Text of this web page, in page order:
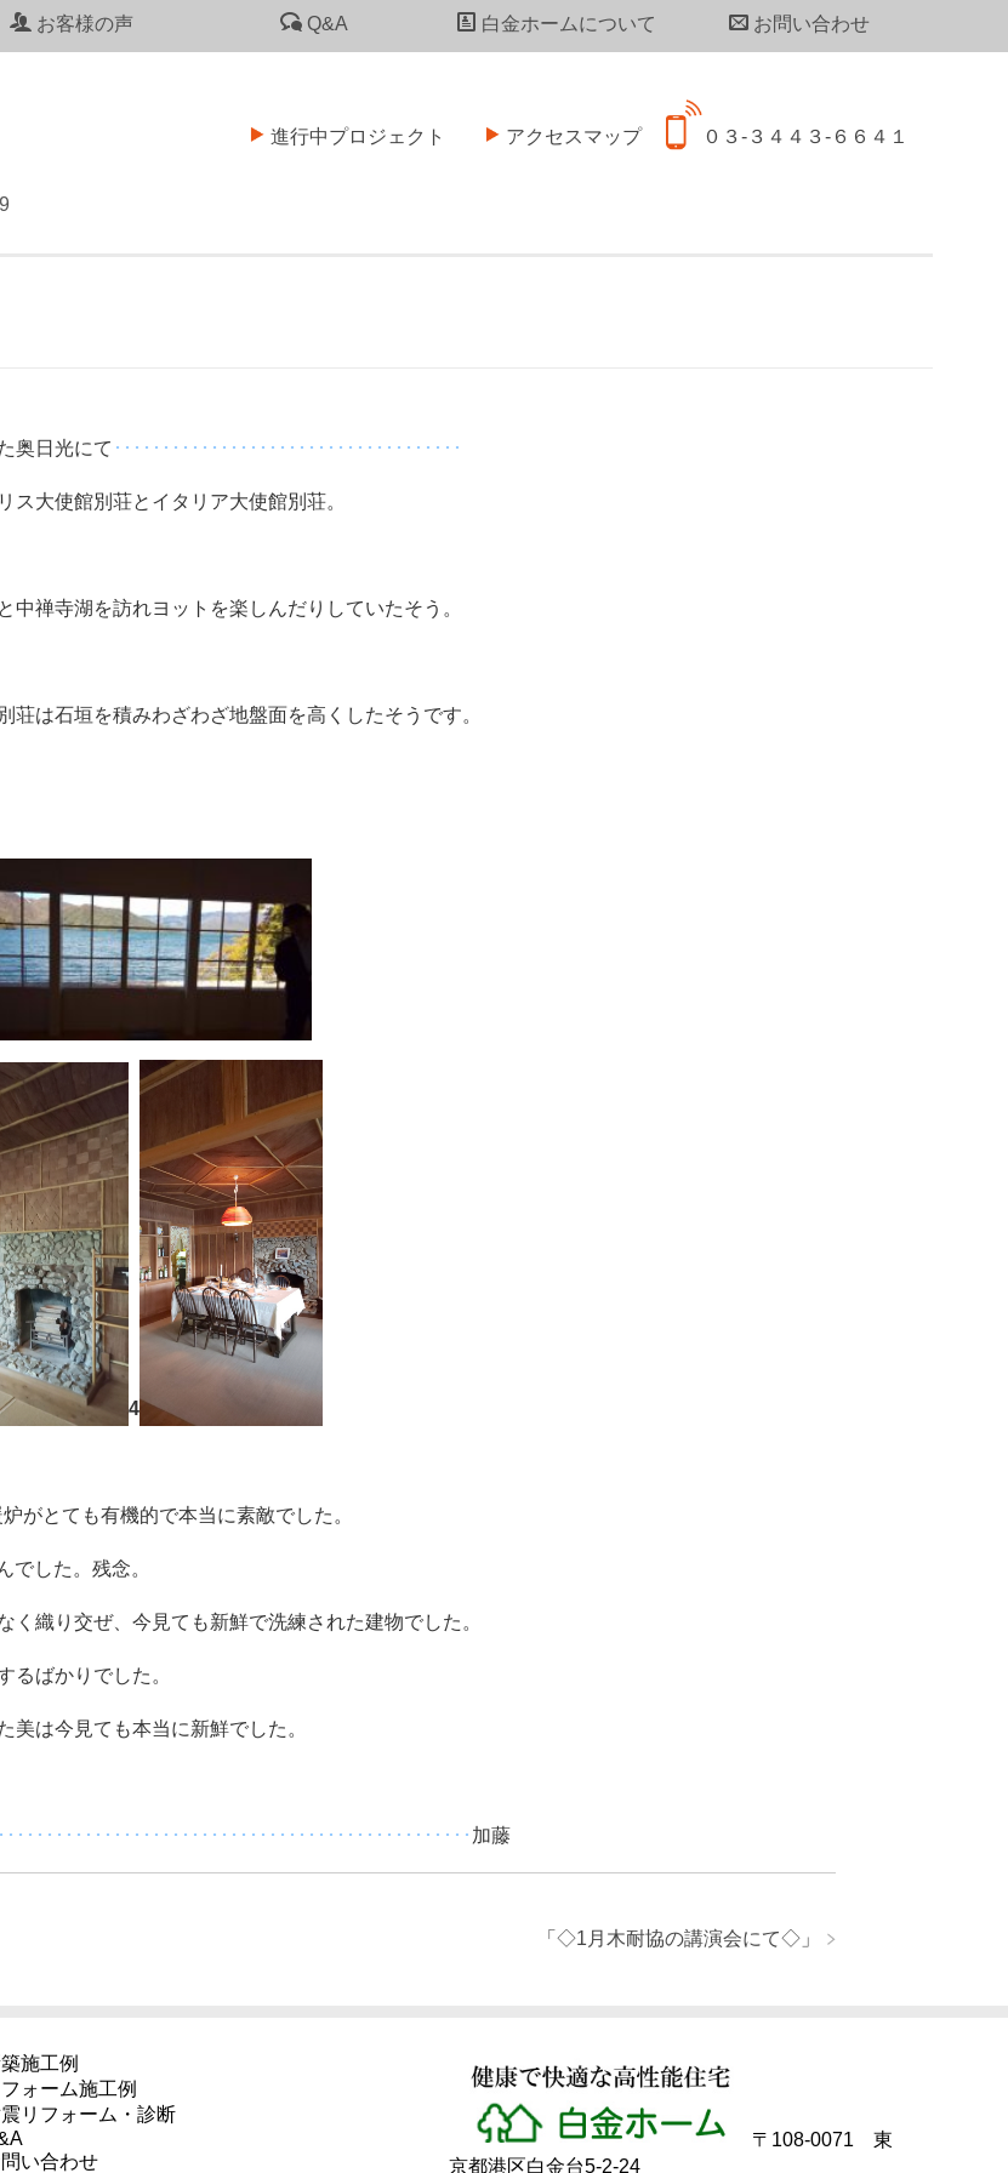
０３-３４４３-６６４１
アクセスマップ
進行中プロジェクト
お客様の声 Q&A 白金ホームについて お問い合わせ
奥日光にて ････････････････････････････････････
ス大使館別荘とイタリア大使館別荘。
禅寺湖を訪れヨットを楽しんだりしていたそう。
は石垣を積みわざわざ地盤面を高くしたそうです。
4
がとても有機的で本当に素敵でした。
でした。残念。
織り交ぜ、今見ても新鮮で洗練された建物でした。
るばかりでした。
は今見ても本当に新鮮でした。
･･･････････････････････････････････････････････ 加藤
「 ◇1月木耐協の講演会にて◇ 」
施工例
フォーム施工例
リフォーム・診断
い合わせ
〒108-0071 東
京都港区白金台5-2-24